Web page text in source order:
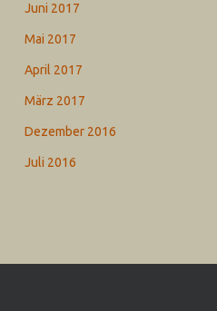
Juni 2017
Mai 2017
April 2017
März 2017
Dezember 2016
Juli 2016